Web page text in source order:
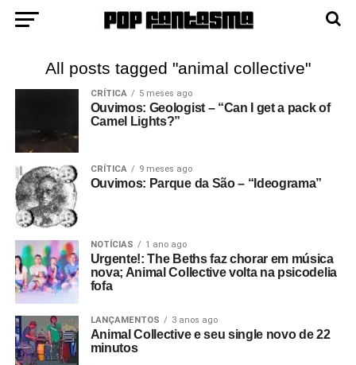
All posts tagged "animal collective"
CRÍTICA 5 meses ago
Ouvimos: Geologist – “Can I get a pack of
Camel Lights?”
CRÍTICA 9 meses ago
Ouvimos: Parque da São – “Ideograma”
NOTÍCIAS 1 ano ago
Urgente!: The Beths faz chorar em música
nova; Animal Collective volta na psicodelia
fofa
LANÇAMENTOS 3 anos ago
Animal Collective e seu single novo de 22
minutos